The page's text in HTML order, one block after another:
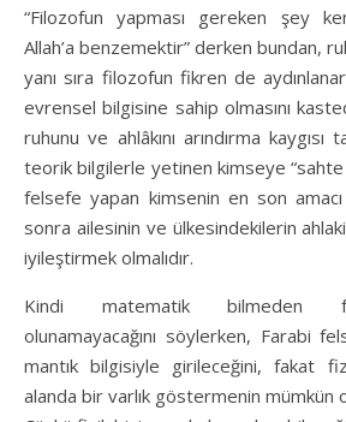
“Filozofun yapması gereken şey
Allah’a benzemektir” derken bundan,
yanı sıra filozofun fikren de
evrensel bilgisine sahip olmasını
ruhunu ve ahlâkını arındırma kaygısı
teorik bilgilerle yetinen kimseye
felsefe yapan kimsenin en son amacı
sonra ailesinin ve ülkesindekilerin
iyileştirmek olmalıdır.
Kindi matematik bilmeden
olunamayacağını söylerken, Farabi
mantık bilgisiyle girileceğini, fakat
alanda bir varlık göstermenin mümkün